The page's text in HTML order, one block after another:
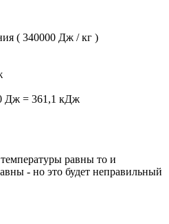
( 340000 Дж / кг )
Дж = 361,1 кДж
равны то и
- но это будет неправильный